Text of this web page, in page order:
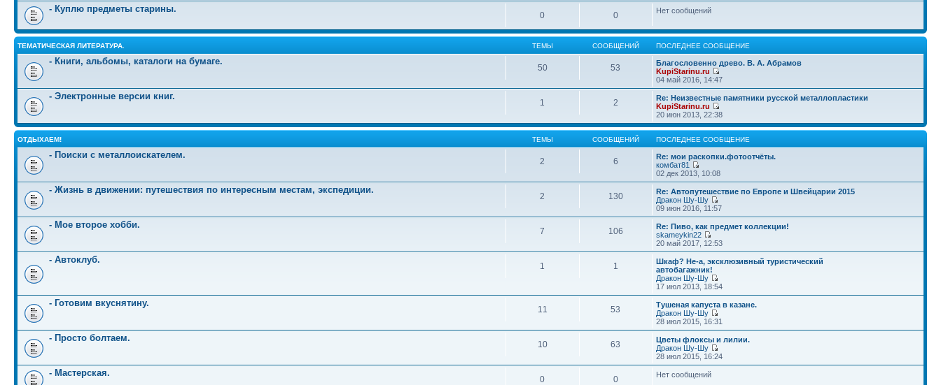
- Куплю предметы старины.
0 0 Нет сообщений
ТЕМАТИЧЕСКАЯ ЛИТЕРАТУРА. ТЕМЫ СООБЩЕНИЙ ПОСЛЕДНЕЕ СООБЩЕНИЕ
- Книги, альбомы, каталоги на бумаге.
50 53
Благословенно древо. В. А. Абрамов
KupiStarinu.ru
04 май 2016, 14:47
- Электронные версии книг.
1 2
Re: Неизвестные памятники русской металлопластики
KupiStarinu.ru
20 июн 2013, 22:38
ОТДЫХАЕМ! ТЕМЫ СООБЩЕНИЙ ПОСЛЕДНЕЕ СООБЩЕНИЕ
- Поиски с металлоискателем.
2 6
Re: мои раскопки.фотоотчёты.
комбат81
02 дек 2013, 10:08
- Жизнь в движении: путешествия по интересным местам, экспедиции.
2 130
Re: Автопутешествие по Европе и Швейцарии 2015
Дракон Шу-Шу
09 июн 2016, 11:57
- Мое второе хобби.
7 106
Re: Пиво, как предмет коллекции!
skameykin22
20 май 2017, 12:53
- Автоклуб.
1 1
Шкаф? Не-а, эксклюзивный туристический
автобагажник!
Дракон Шу-Шу
17 июл 2013, 18:54
- Готовим вкуснятину.
11 53
Тушеная капуста в казане.
Дракон Шу-Шу
28 июл 2015, 16:31
- Просто болтаем.
10 63
Цветы флоксы и лилии.
Дракон Шу-Шу
28 июл 2015, 16:24
- Мастерская.
0 0 Нет сообщений